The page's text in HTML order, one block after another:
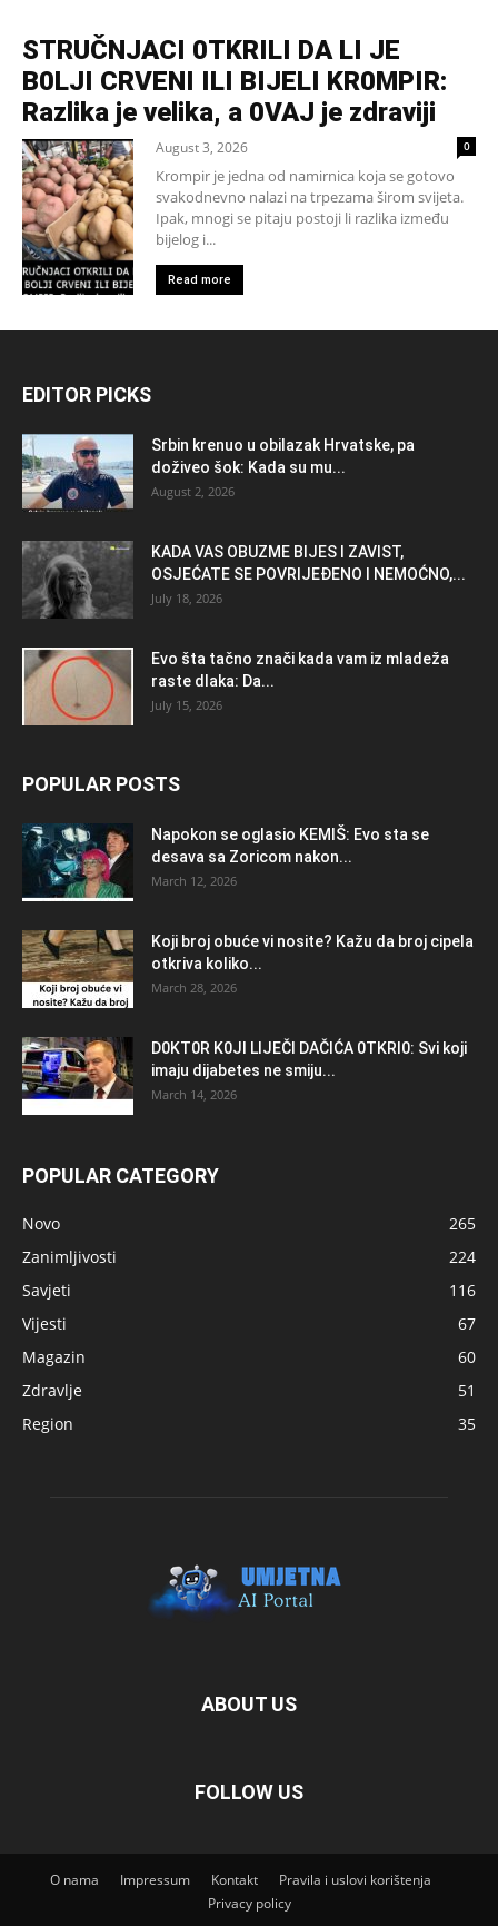
STRUČNJACI 0TKRILI DA LI JE
B0LJI CRVENI ILI BIJELI KR0MPIR:
Razlika je velika, a 0VAJ je zdraviji
August 3, 2026 0
Krompir je jedna od namirnica koja se gotovo
svakodnevno nalazi na trpezama širom svijeta.
Ipak, mnogi se pitaju postoji li razlika između
bijelog i...
Read more
EDITOR PICKS
Srbin krenuo u obilazak Hrvatske, pa
doživeo šok: Kada su mu...
August 2, 2026
KADA VAS OBUZME BIJES I ZAVIST,
OSJEĆATE SE POVRIJEĐENO I NEMOĆNO,...
July 18, 2026
Evo šta tačno znači kada vam iz mladeža
raste dlaka: Da...
July 15, 2026
POPULAR POSTS
Napokon se oglasio KEMlŠ: Evo sta se
desava sa Zoricom nakon...
March 12, 2026
Koji broj obuće vi nosite? Kažu da broj cipela
otkriva koliko...
March 28, 2026
D0KT0R K0Jl LlJEČl DAČlĆA 0TKRl0: Svi koji
imaju dijabetes ne smiju...
March 14, 2026
POPULAR CATEGORY
Novo
265
Zanimljivosti
224
Savjeti
116
Vijesti
67
Magazin
60
Zdravlje
51
Region
35
ABOUT US
FOLLOW US
O nama Impressum Kontakt
Pravila i uslovi korištenja
Privacy policy